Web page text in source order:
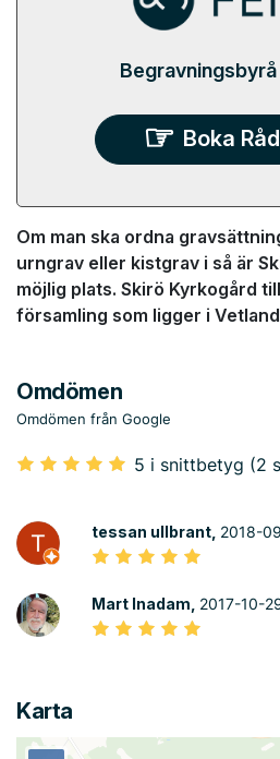
Boka
Om man ska ordna
urngrav eller kistgrav i så är
möjlig plats. Skirö Kyrkogård
församling som ligger i
Omdömen
Omdömen från Google
5 i snittbetyg (2
tessan ullbrant, 2018-
Mart Inadam, 2017-10-
Karta